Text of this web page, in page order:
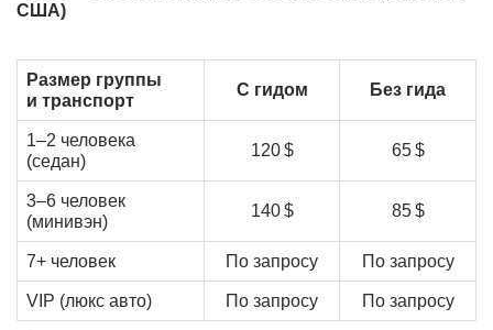
США)
Размер группы
и транспорт
С гидом Без гида
1–2 человека
(седан)
120 $ 65 $
3–6 человек
(минивэн)
140 $ 85 $
7+ человек По запросу По запросу
VIP (люкс авто) По запросу По запросу